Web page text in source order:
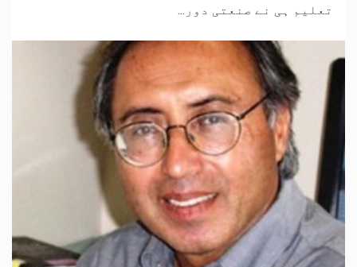
تعلیم ہی نے صنعتی دور...